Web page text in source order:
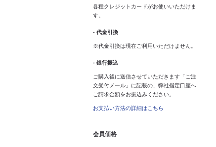
各種クレジットカードがお使いいただけま
す。
- 代金引換
※代金引換は現在ご利用いただけません。
- 銀行振込
ご購入後に送信させていただきます「ご注
文受付メール」に記載の、弊社指定口座へ
ご請求金額をお振込みください。
お支払い方法の詳細はこちら
会員価格